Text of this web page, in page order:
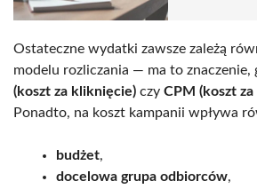
Ostateczne wydatki zawsze zależą
modelu rozliczania — ma to znaczenie,
(koszt za kliknięcie) czy CPM (koszt
Ponadto, na koszt kampanii wpływa
budżet,
docelowa grupa odbiorców,